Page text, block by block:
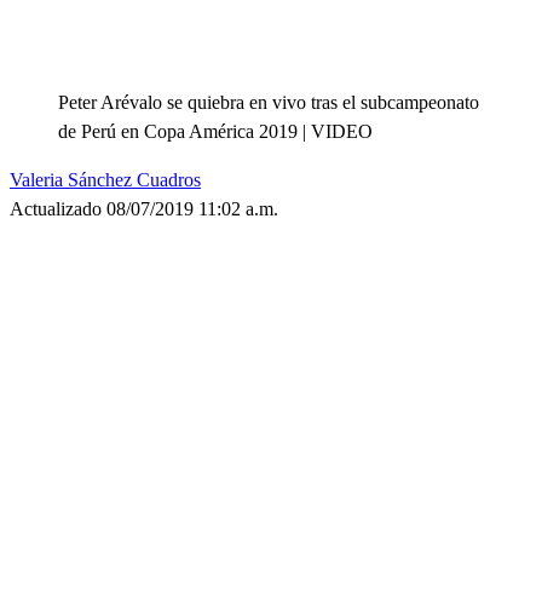
Peter Arévalo se quiebra en vivo tras el subcampeonato
de Perú en Copa América 2019 | VIDEO
Valeria Sánchez Cuadros
Actualizado 08/07/2019 11:02 a.m.